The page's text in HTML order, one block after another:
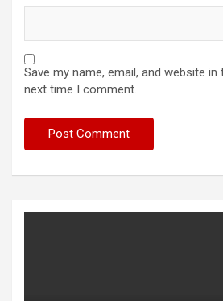
Save my name, email, and website
next time I comment.